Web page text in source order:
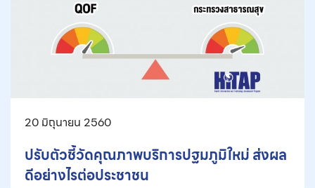
20 มิถุนายน 2560
ปรับตัวชี้วัดคุณภาพบริการปฐมภูมิใหม่ ส่งผล
ดีอย่างไรต่อประชาชน